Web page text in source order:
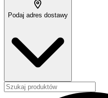
Podaj adres dostawy